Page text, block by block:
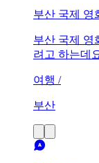
부산 국제 영
부산 국제 영
려고 하는데
내내 다양한
좋은지, 갈때
보내는게 나
니다!또 부국
여행 /
부산